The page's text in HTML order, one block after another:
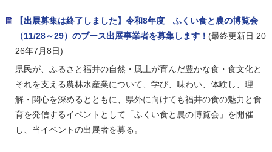
【出展募集は終了しました】令和8年度 ふくい食と農の博覧会
（11/28～29）のブース出展事業者を募集します！ (最終更新日 20
26年7月8日)
県民が、ふるさと福井の自然・風土が育んだ豊かな食・食文化と
それを支える農林水産業について、学び、味わい、体験し、理
解・関心を深めるとともに、県外に向けても福井の食の魅力と食
育を発信するイベントとして「ふくい食と農の博覧会」を開催
し、当イベントの出展者を募る。